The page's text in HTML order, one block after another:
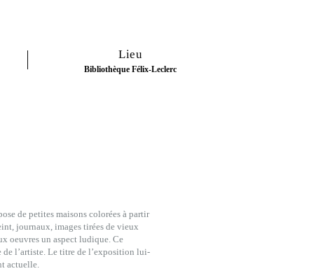
Lieu
Bibliothèque Félix-Leclerc
de petites maisons colorées à partir
journaux, images tirées de vieux
oeuvres un aspect ludique. Ce
de l’artiste. Le titre de l’exposition lui-
actuelle.